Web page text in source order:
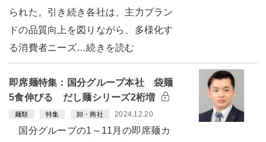
られた。引き続き各社は、主力ブラン
ドの品質向上を図りながら、多様化す
る消費者ニーズ…続きを読む
即席麺特集：国分グループ本社 袋麺
5食伸びる だし麺シリーズ2桁増
麺類 特集 卸・商社 2024.12.20
国分グループの1～11月の即席麺カ